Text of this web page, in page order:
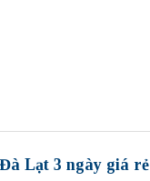
Lạt 3 ngày giá rẻ